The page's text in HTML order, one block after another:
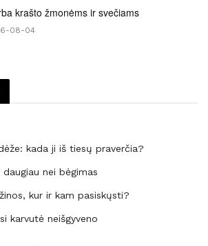
krašto žmonėms ir svečiams
08-04
kada ji iš tiesų praverčia?
nei bėgimas
kur ir kam pasiskųsti?
karvutė neišgyveno